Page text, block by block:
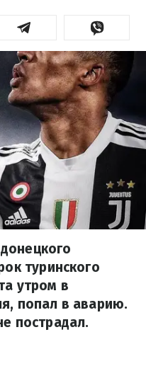
туринского
утром в
попал в аварию.
пострадал.